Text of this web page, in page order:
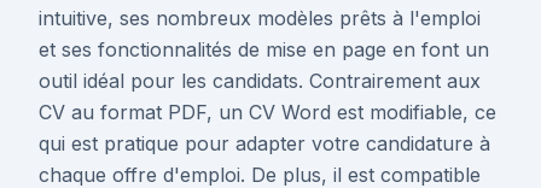
intuitive, ses nombreux modèles prêts à l'emploi
et ses fonctionnalités de mise en page en font un
outil idéal pour les candidats. Contrairement aux
CV au format PDF, un CV Word est modifiable, ce
qui est pratique pour adapter votre candidature à
chaque offre d'emploi. De plus, il est compatible